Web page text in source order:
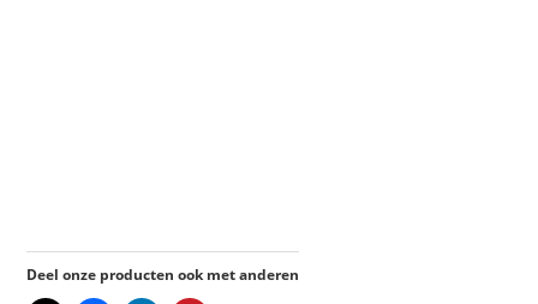
Deel onze producten ook met anderen